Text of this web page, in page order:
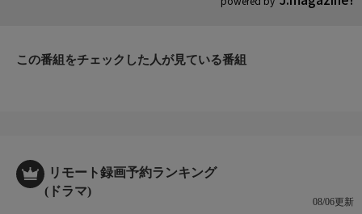
から最新話まで見放題配信
◆テレ東HP:https://video.tv-tokyo.co.jp/
◆TVer:https://tver.jp/series/srudk7ijag
◆Lemino:https://lemino.docomo.ne.jp/catchup/2-1-113-7
この番組をチェックした人が見ている番組
リモート録画予約ランキング
(ドラマ)
08/06更新